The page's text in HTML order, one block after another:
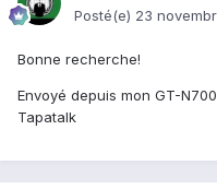
Posté(e) 23
Bonne recherche!
Envoyé depuis mon GT-
Tapatalk